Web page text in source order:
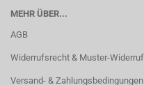
MEHR ÜBER...
AGB
Widerrufsrecht & Muster-
Versand- & Zahlungsbedingungen